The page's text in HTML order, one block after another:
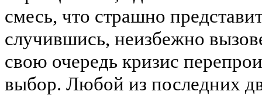
смесь, что страшно
случившись, неизбежно
свою очередь кризис
выбор. Любой из последних